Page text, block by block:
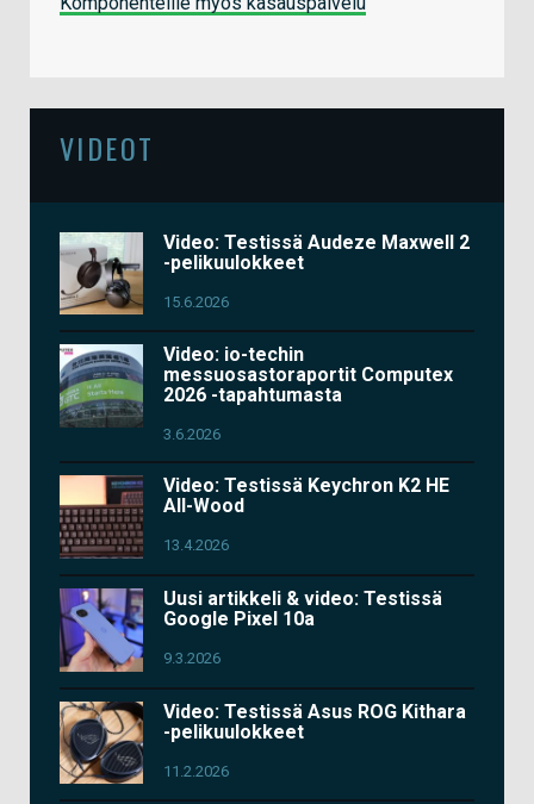
VIDEOT
Video: Testissä Audeze Maxwell 2
-pelikuulokkeet
15.6.2026
Video: io-techin
messuosastoraportit Computex
2026 -tapahtumasta
3.6.2026
Video: Testissä Keychron K2 HE
All-Wood
13.4.2026
Uusi artikkeli & video: Testissä
Google Pixel 10a
9.3.2026
Video: Testissä Asus ROG Kithara
-pelikuulokkeet
11.2.2026